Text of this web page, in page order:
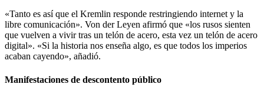
«Tanto es así que el Kremlin responde restringiendo internet y la
libre comunicación». Von der Leyen afirmó que «los rusos sienten
que vuelven a vivir tras un telón de acero, esta vez un telón de acero
digital». «Si la historia nos enseña algo, es que todos los imperios
acaban cayendo», añadió.
Manifestaciones de descontento público